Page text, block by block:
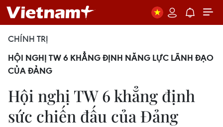
CHÍNH TRỊ
HỘI NGHỊ TW 6 KHẲNG ĐỊNH NĂNG LỰC LÃNH ĐẠO
CỦA ĐẢNG
Hội nghị TW 6 khẳng định
sức chiến đấu của Đảng